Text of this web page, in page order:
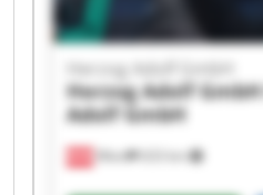
Wien 633 km
Herzog Adolf GmbH
Herzog Adolf GmbH
Adolf GmbH